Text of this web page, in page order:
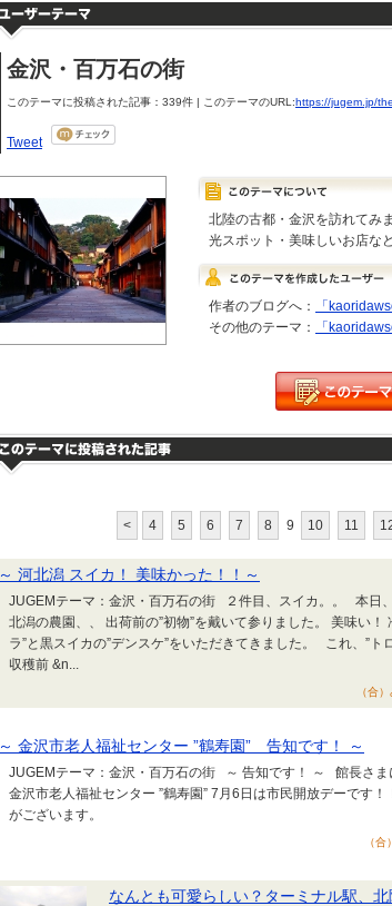
金沢・百万石の街
このテーマに投稿された記事：339件 | このテーマのURL:https://jugem.jp/
Tweet
北陸の古都・金沢を訪れて
光スポット・美味しいお店な
作者のブログへ：
「
その他のテーマ：
「
< 4 5 6 7 8 9 10 11
～ 河北潟 スイカ！ 美味かった！！～
JUGEMテーマ：金沢・百万石の街 ２件目、スイカ。。 本日
北潟の農園、、 出荷前の”初物”を戴いて参りました。 美味い
ラ”と黒スイカの”デンスケ”をいただきてきました。 これ、”ト
収穫前 &n...
（合
～ 金沢市老人福祉センター ”鶴寿園” 告知です！ ～
JUGEMテーマ：金沢・百万石の街 ～ 告知です！ ～ 館長さま
金沢市老人福祉センター ”鶴寿園” 7月6日は市民開放デーです
がございます。
（
なんとも可愛らしい？ターミナル駅、